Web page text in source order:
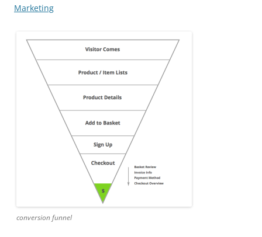
Marketing
conversion funnel